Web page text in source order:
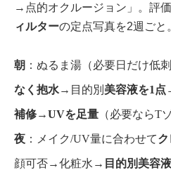
→点的オクルージョン」。評
ィルターの定点写真を2週ごと
朝 ：ぬるま湯（必要日だけ低
なく抱水→目的別 美容液を1点
補修→UVを足量 （必要ならT
夜 ：メイク/UV量に合わせて
顔可否→化粧水→ 目的別美容液